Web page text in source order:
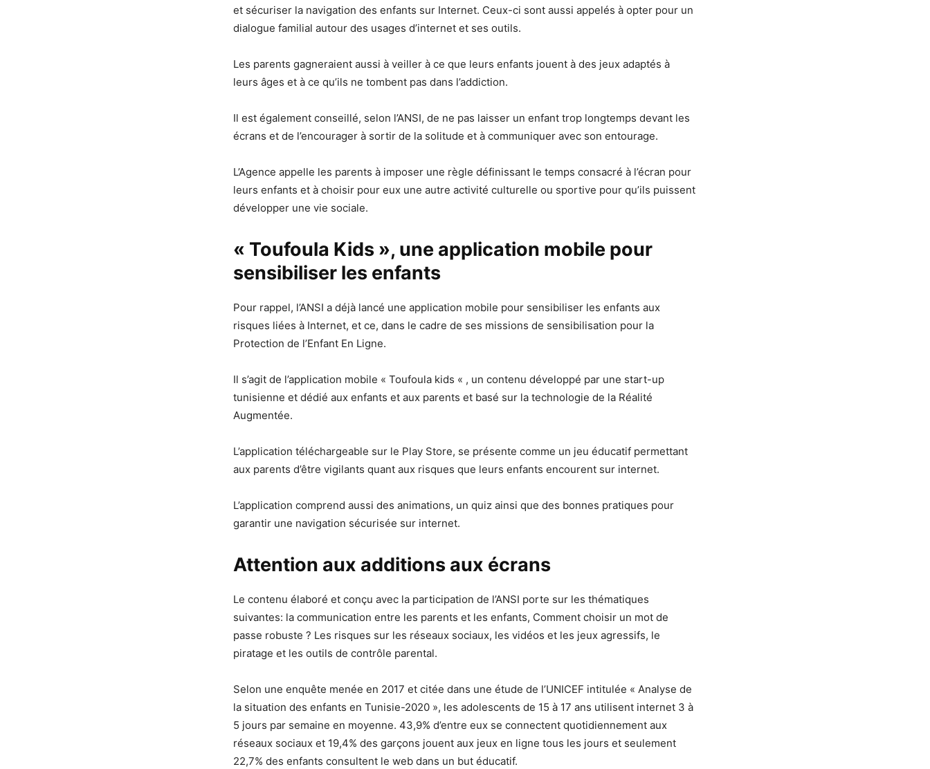
et sécuriser la navigation des enfants sur Internet. Ceux-ci sont aussi appelés à opter pour un
dialogue familial autour des usages d’internet et ses outils.
Les parents gagneraient aussi à veiller à ce que leurs enfants jouent à des jeux adaptés à
leurs âges et à ce qu’ils ne tombent pas dans l’addiction.
Il est également conseillé, selon l’ANSI, de ne pas laisser un enfant trop longtemps devant les
écrans et de l’encourager à sortir de la solitude et à communiquer avec son entourage.
L’Agence appelle les parents à imposer une règle définissant le temps consacré à l’écran pour
leurs enfants et à choisir pour eux une autre activité culturelle ou sportive pour qu’ils puissent
développer une vie sociale.
« Toufoula Kids », une application mobile pour
sensibiliser les enfants
Pour rappel, l’ANSI a déjà lancé une application mobile pour sensibiliser les enfants aux
risques liées à Internet, et ce, dans le cadre de ses missions de sensibilisation pour la
Protection de l’Enfant En Ligne.
Il s’agit de l’application mobile « Toufoula kids « , un contenu développé par une start-up
tunisienne et dédié aux enfants et aux parents et basé sur la technologie de la Réalité
Augmentée.
L’application téléchargeable sur le Play Store, se présente comme un jeu éducatif permettant
aux parents d’être vigilants quant aux risques que leurs enfants encourent sur internet.
L’application comprend aussi des animations, un quiz ainsi que des bonnes pratiques pour
garantir une navigation sécurisée sur internet.
Attention aux additions aux écrans
Le contenu élaboré et conçu avec la participation de l’ANSI porte sur les thématiques
suivantes: la communication entre les parents et les enfants, Comment choisir un mot de
passe robuste ? Les risques sur les réseaux sociaux, les vidéos et les jeux agressifs, le
piratage et les outils de contrôle parental.
Selon une enquête menée en 2017 et citée dans une étude de l’UNICEF intitulée « Analyse de
la situation des enfants en Tunisie-2020 », les adolescents de 15 à 17 ans utilisent internet 3 à
5 jours par semaine en moyenne. 43,9% d’entre eux se connectent quotidiennement aux
réseaux sociaux et 19,4% des garçons jouent aux jeux en ligne tous les jours et seulement
22,7% des enfants consultent le web dans un but éducatif.